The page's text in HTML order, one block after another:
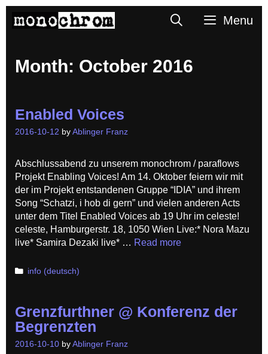
SearchMenu
Month: October 2016
Enabled Voices
2016-10-12 by Ablinger Franz
Abschlussabend zu unserem monochrom / paraflows
Projekt Enabling Voices! Am 14. Oktober feiern wir mit
der im Projekt entstandenen Gruppe “IDIA” und ihrem
Song “Schatzi, i hob di gern” und vielen anderen Acts
unter dem Titel Enabled Voices ab 19 Uhr im celeste!
celeste, Hamburgerstr. 18, 1050 Wien Live:* Nora Mazu
live* Samira Dezaki live* … Read more
Categories
info (deutsch)
Grenzfurthner @ Konferenz der
Begrenzten
2016-10-10 by Ablinger Franz